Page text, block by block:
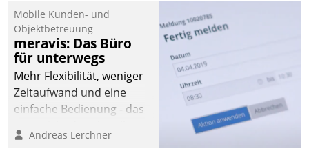
und Beschwerde-Management einen eigenen Kanal
ein.
Mobile Kunden- und
Objektbetreuung
meravis: Das Büro
für unterwegs
Mehr Flexibilität, weniger
Zeitaufwand und eine
einfache Bedienung - das
Cockpit für mobile
Andreas Lerchner